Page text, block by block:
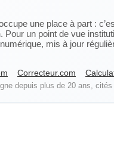
une place à part :
un point de vue
mis à jour
Correcteur.com
depuis plus de 20 ans,